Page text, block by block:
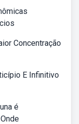
Concentração
E Infinitivo
é